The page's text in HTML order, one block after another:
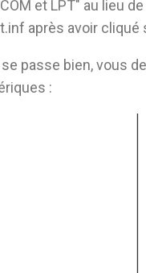
et LPT" au lieu
après avoir cliqué
passe bien, vous
: